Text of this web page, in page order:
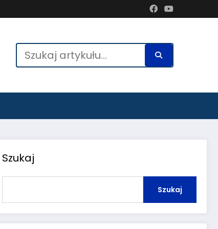
Szukaj
Szukaj